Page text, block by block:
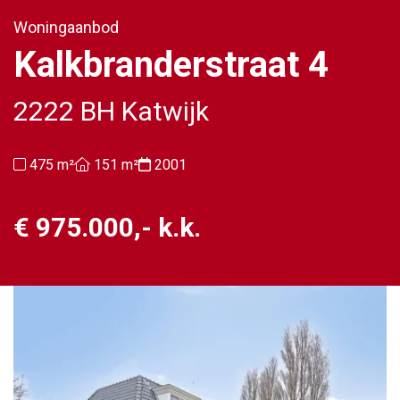
Woningaanbod
Kalkbranderstraat 4
2222 BH Katwijk
475 m² 151 m² 2001
€ 975.000,- k.k.